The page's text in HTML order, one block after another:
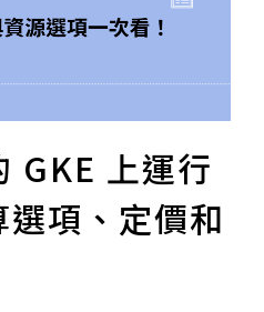
GKE 上運行
項、定價和